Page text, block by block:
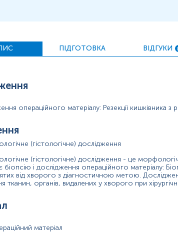
патогістологічного дослідження
ПІДГОТОВКА ВІДГУКИ
операційного матеріалу: Резекції кишківника
(гістологічне) дослідження
(гістологічне) дослідження - це
і дослідження операційного матеріалу:
від хворого з діагностичною метою.
тканин, органів, видалених у хворого при
матеріал